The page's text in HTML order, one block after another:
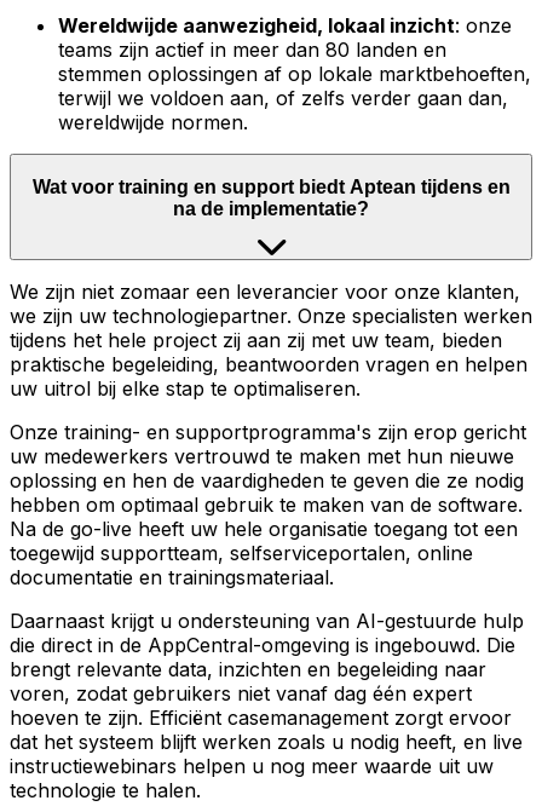
Wereldwijde aanwezigheid, lokaal inzicht: onze
teams zijn actief in meer dan 80 landen en
stemmen oplossingen af op lokale marktbehoeften,
terwijl we voldoen aan, of zelfs verder gaan dan,
wereldwijde normen.
Wat voor training en support biedt Aptean tijdens en
na de implementatie?
We zijn niet zomaar een leverancier voor onze klanten,
we zijn uw technologiepartner. Onze specialisten werken
tijdens het hele project zij aan zij met uw team, bieden
praktische begeleiding, beantwoorden vragen en helpen
uw uitrol bij elke stap te optimaliseren.
Onze training- en supportprogramma's zijn erop gericht
uw medewerkers vertrouwd te maken met hun nieuwe
oplossing en hen de vaardigheden te geven die ze nodig
hebben om optimaal gebruik te maken van de software.
Na de go-live heeft uw hele organisatie toegang tot een
toegewijd supportteam, selfserviceportalen, online
documentatie en trainingsmateriaal.
Daarnaast krijgt u ondersteuning van AI-gestuurde hulp
die direct in de AppCentral-omgeving is ingebouwd. Die
brengt relevante data, inzichten en begeleiding naar
voren, zodat gebruikers niet vanaf dag één expert
hoeven te zijn. Efficiënt casemanagement zorgt ervoor
dat het systeem blijft werken zoals u nodig heeft, en live
instructiewebinars helpen u nog meer waarde uit uw
technologie te halen.